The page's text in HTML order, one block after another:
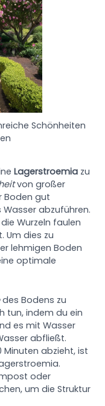
Schönheiten
Lagerstroemia zu
von großer
Boden gut
abzuführen.
Wurzeln faulen
Um dies zu
lehmigen Boden
optimale
des Bodens zu
tun, indem du ein
es mit Wasser
abfließt.
Minuten abzieht, ist
oder
um die Struktur